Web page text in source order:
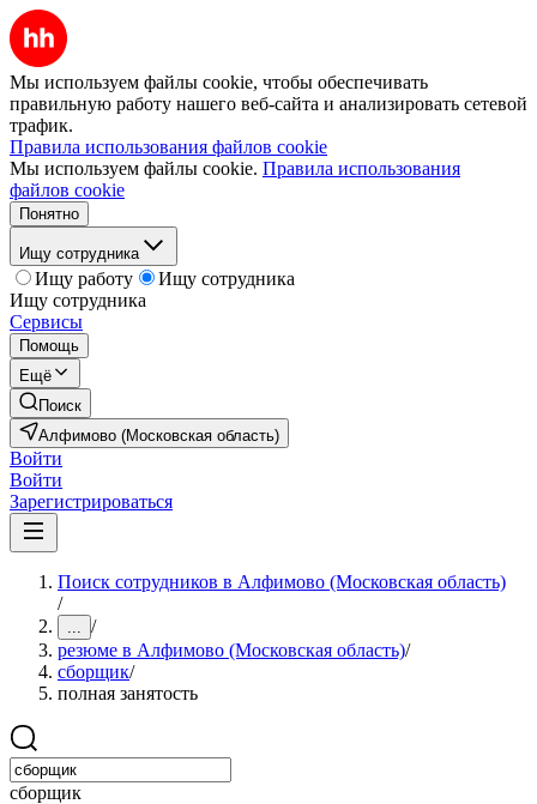
Мы используем файлы cookie, чтобы обеспечивать
правильную работу нашего веб-сайта и анализировать сетевой
трафик.
Правила использования файлов cookie
Мы используем файлы cookie. Правила использования
файлов cookie
Понятно
Ищу сотрудника
Ищу работу
Ищу сотрудника
Ищу сотрудника
Сервисы
Помощь
Ещё
Поиск
Алфимово (Московская область)
Войти
Войти
Зарегистрироваться
Поиск сотрудников в Алфимово (Московская область)
/
... /
резюме в Алфимово (Московская область)/
сборщик/
полная занятость
сборщик